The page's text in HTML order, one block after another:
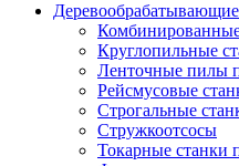
Круглопильные
Ленточные пилы
Рейсмусовые
Строгальные
Стружкоотсосы
Токарные станки